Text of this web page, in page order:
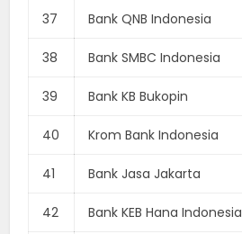
37 Bank QNB Indonesia
38 Bank SMBC Indonesia
39 Bank KB Bukopin
40 Krom Bank Indonesia
41 Bank Jasa Jakarta
42 Bank KEB Hana Indonesia